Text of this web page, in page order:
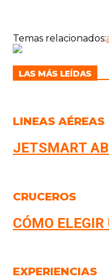
Temas relacionados:
LAS MÁS LEÍDAS
LINEAS AÉREAS
JETSMART
CRUCEROS
CÓMO
EXPERIENCIAS